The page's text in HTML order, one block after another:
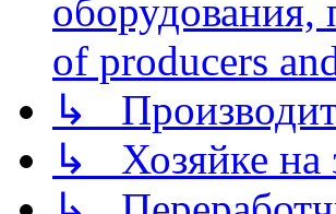
оборудования,
of producers
↳
↳ Хозяйке на